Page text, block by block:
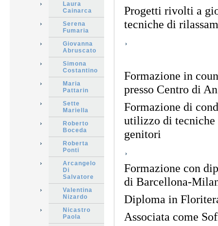
Laura
Cainarca
Serena
Fumaria
Giovanna
Abruscato
Simona
Costantino
Maria
Pattarin
Sette
Mariella
Roberto
Boceda
Roberta
Ponti
Arcangelo
Di
Salvatore
Valentina
Nizardo
Nicastro
Paola
Progetti rivolti a
tecniche di
Formazione in
presso Centro di
Formazione di
utilizzo di
genitori
Formazione con
di Barcellona-
Diploma in
Associata come